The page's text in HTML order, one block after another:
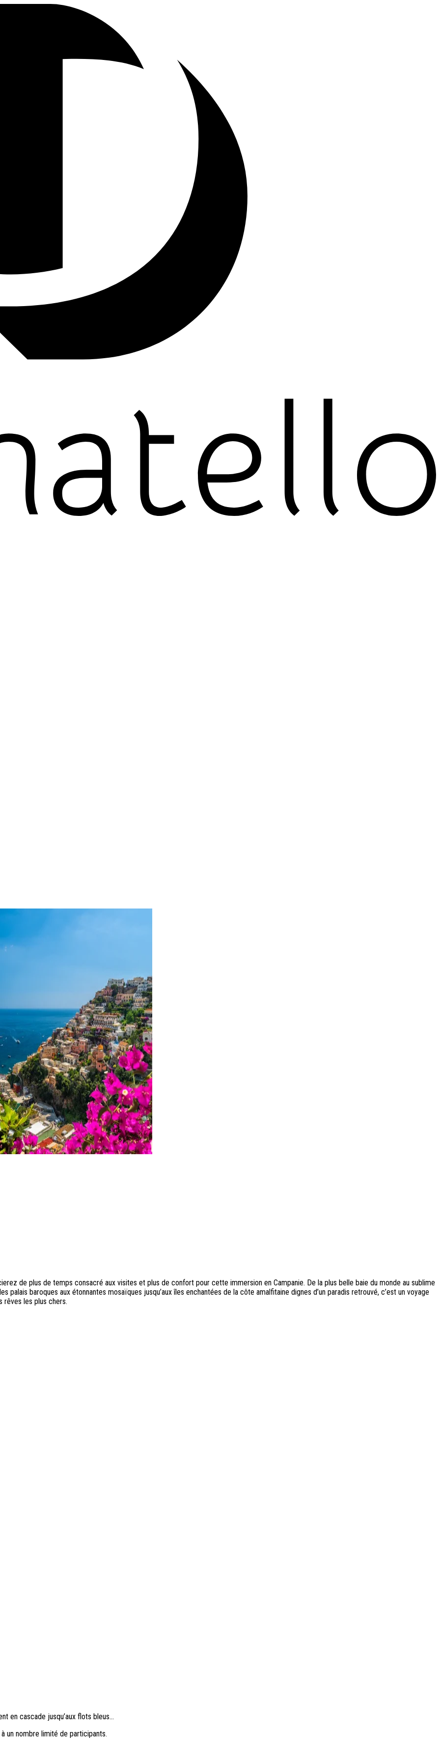
de plus de temps consacré aux visites et plus de confort pour cette immersion en Campanie. De la plus belle baie du monde au sublime
palais baroques aux étonnantes mosaïques jusqu’aux îles enchantées de la côte amalfitaine dignes d’un paradis retrouvé, c’est un voyage
rêves les plus chers.
en cascade jusqu’aux flots bleus...
un nombre limité de participants.